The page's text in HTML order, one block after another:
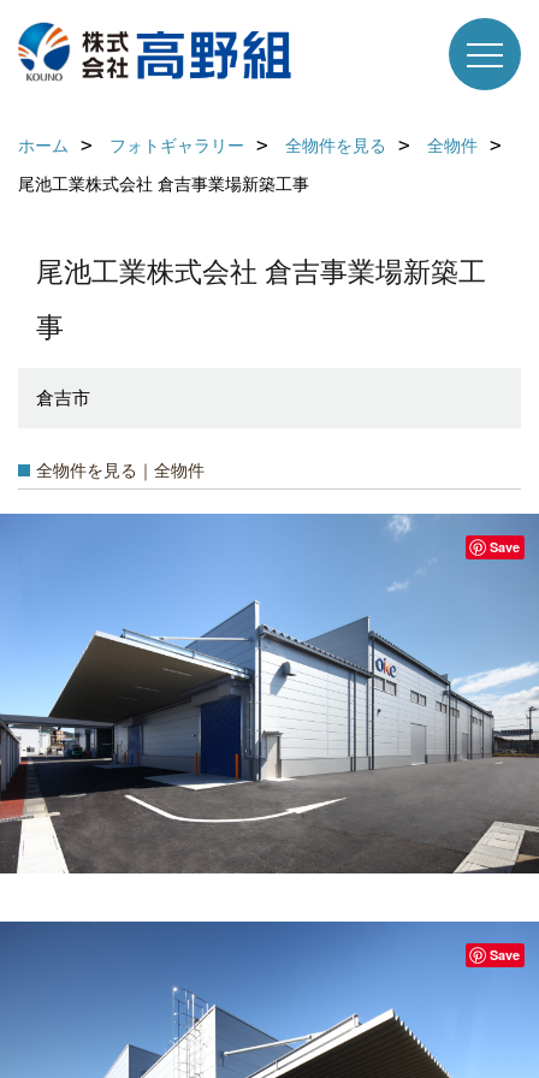
ホーム フォトギャラリー 全物件を見る
全物件
尾池工業株式会社 倉吉事業場新築工事
尾池工業株式会社 倉吉事業場新築工
事
倉吉市
全物件を見る｜全物件
Save
Save